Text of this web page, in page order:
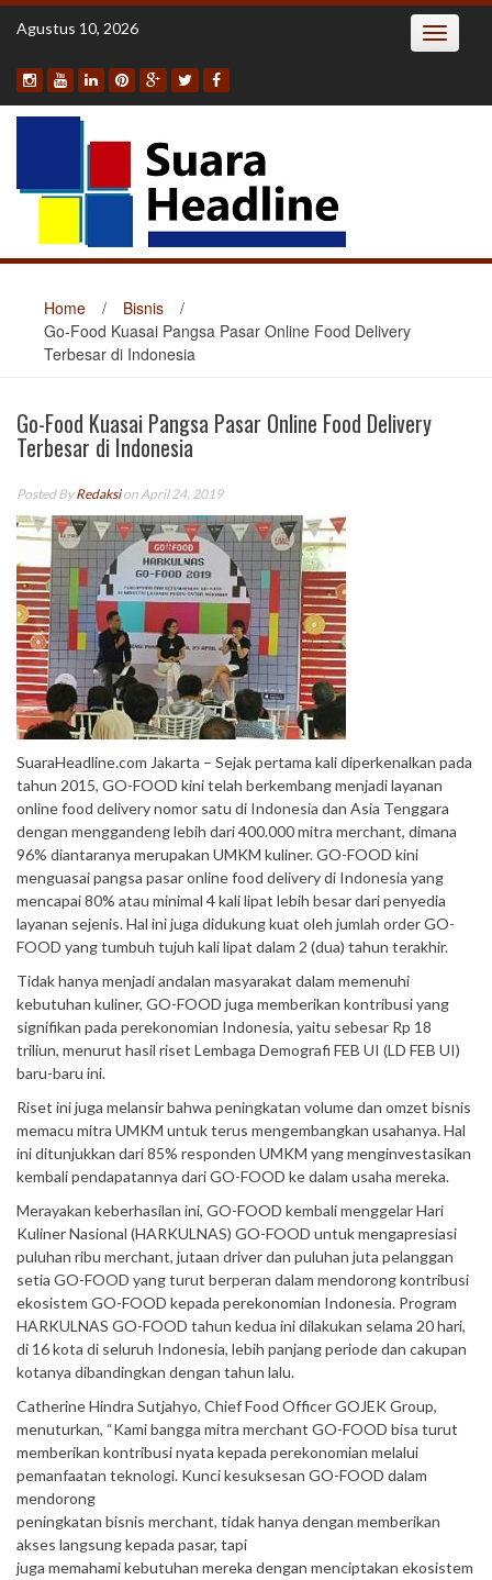
Skip
Agustus 10, 2026 Toggle
Home / Bisnis
/
Go-Food Kuasai Pangsa Pasar Online Food Delivery
Terbesar di Indonesia
Go-Food Kuasai Pangsa Pasar Online Food Delivery
Terbesar di Indonesia
Posted ByRedaksion April 24, 2019
SuaraHeadline.com Jakarta – Sejak pertama kali diperkenalkan pada
tahun 2015, GO-FOOD kini telah berkembang menjadi layanan
online food delivery nomor satu di Indonesia dan Asia Tenggara
dengan menggandeng lebih dari 400.000 mitra merchant, dimana
96% diantaranya merupakan UMKM kuliner. GO-FOOD kini
menguasai pangsa pasar online food delivery di Indonesia yang
mencapai 80% atau minimal 4 kali lipat lebih besar dari penyedia
layanan sejenis. Hal ini juga didukung kuat oleh jumlah order GO-
FOOD yang tumbuh tujuh kali lipat dalam 2 (dua) tahun terakhir.
Tidak hanya menjadi andalan masyarakat dalam memenuhi
kebutuhan kuliner, GO-FOOD juga memberikan kontribusi yang
signifikan pada perekonomian Indonesia, yaitu sebesar Rp 18
triliun, menurut hasil riset Lembaga Demografi FEB UI (LD FEB UI)
baru-baru ini.
Riset ini juga melansir bahwa peningkatan volume dan omzet bisnis
memacu mitra UMKM untuk terus mengembangkan usahanya. Hal
ini ditunjukkan dari 85% responden UMKM yang menginvestasikan
kembali pendapatannya dari GO-FOOD ke dalam usaha mereka.
Merayakan keberhasilan ini, GO-FOOD kembali menggelar Hari
Kuliner Nasional (HARKULNAS) GO-FOOD untuk mengapresiasi
puluhan ribu merchant, jutaan driver dan puluhan juta pelanggan
setia GO-FOOD yang turut berperan dalam mendorong kontribusi
ekosistem GO-FOOD kepada perekonomian Indonesia. Program
HARKULNAS GO-FOOD tahun kedua ini dilakukan selama 20 hari,
di 16 kota di seluruh Indonesia, lebih panjang periode dan cakupan
kotanya dibandingkan dengan tahun lalu.
Catherine Hindra Sutjahyo, Chief Food Officer GOJEK Group,
menuturkan, “Kami bangga mitra merchant GO-FOOD bisa turut
memberikan kontribusi nyata kepada perekonomian melalui
pemanfaatan teknologi. Kunci kesuksesan GO-FOOD dalam
mendorong
peningkatan bisnis merchant, tidak hanya dengan memberikan
akses langsung kepada pasar, tapi
juga memahami kebutuhan mereka dengan menciptakan ekosistem